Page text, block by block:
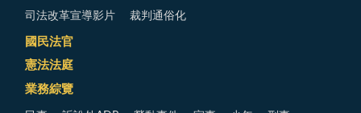
司法改革宣導影片 裁判通俗化
國民法官
憲法法庭
業務綜覽